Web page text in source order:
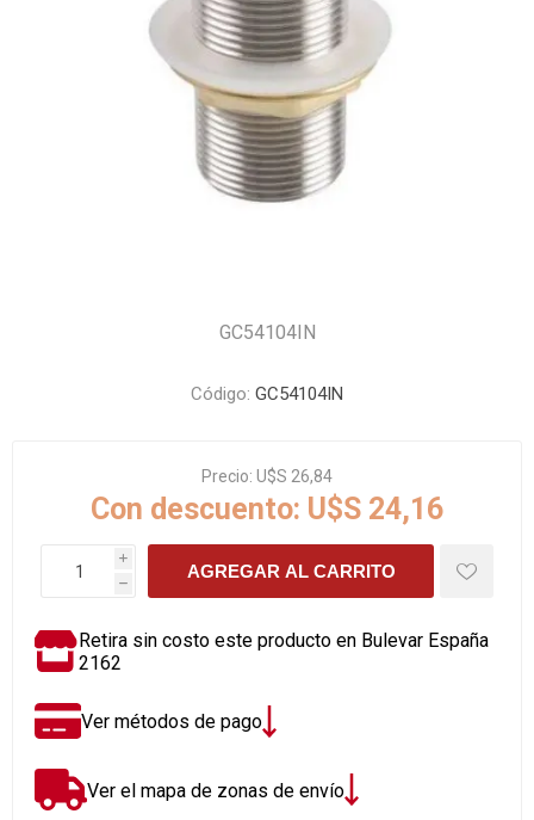
GC54104IN
Código: GC54104IN
Precio: U$S 26,84
Con descuento: U$S 24,16
i
h
AGREGAR AL CARRITO
Retira sin costo este producto en Bulevar España
2162
Ver métodos de pago
Ver el mapa de zonas de envío